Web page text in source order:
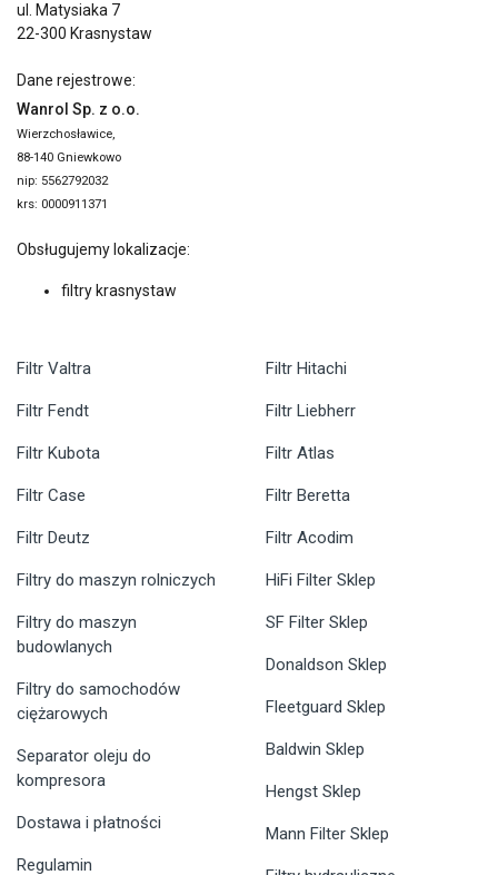
ul. Matysiaka 7
22-300 Krasnystaw
Dane rejestrowe:
Wanrol Sp. z o.o.
Wierzchosławice,
88-140 Gniewkowo
nip: 5562792032
krs: 0000911371
Obsługujemy lokalizacje:
filtry krasnystaw
Filtr Valtra
Filtr Fendt
Filtr Kubota
Filtr Case
Filtr Deutz
Filtr Hitachi
Filtr Liebherr
Filtr Atlas
Filtr Beretta
Filtr Acodim
Filtry do maszyn rolniczych
Filtry do maszyn
budowlanych
Filtry do samochodów
ciężarowych
Separator oleju do
kompresora
Dostawa i płatności
Regulamin
HiFi Filter Sklep
SF Filter Sklep
Donaldson Sklep
Fleetguard Sklep
Baldwin Sklep
Hengst Sklep
Mann Filter Sklep